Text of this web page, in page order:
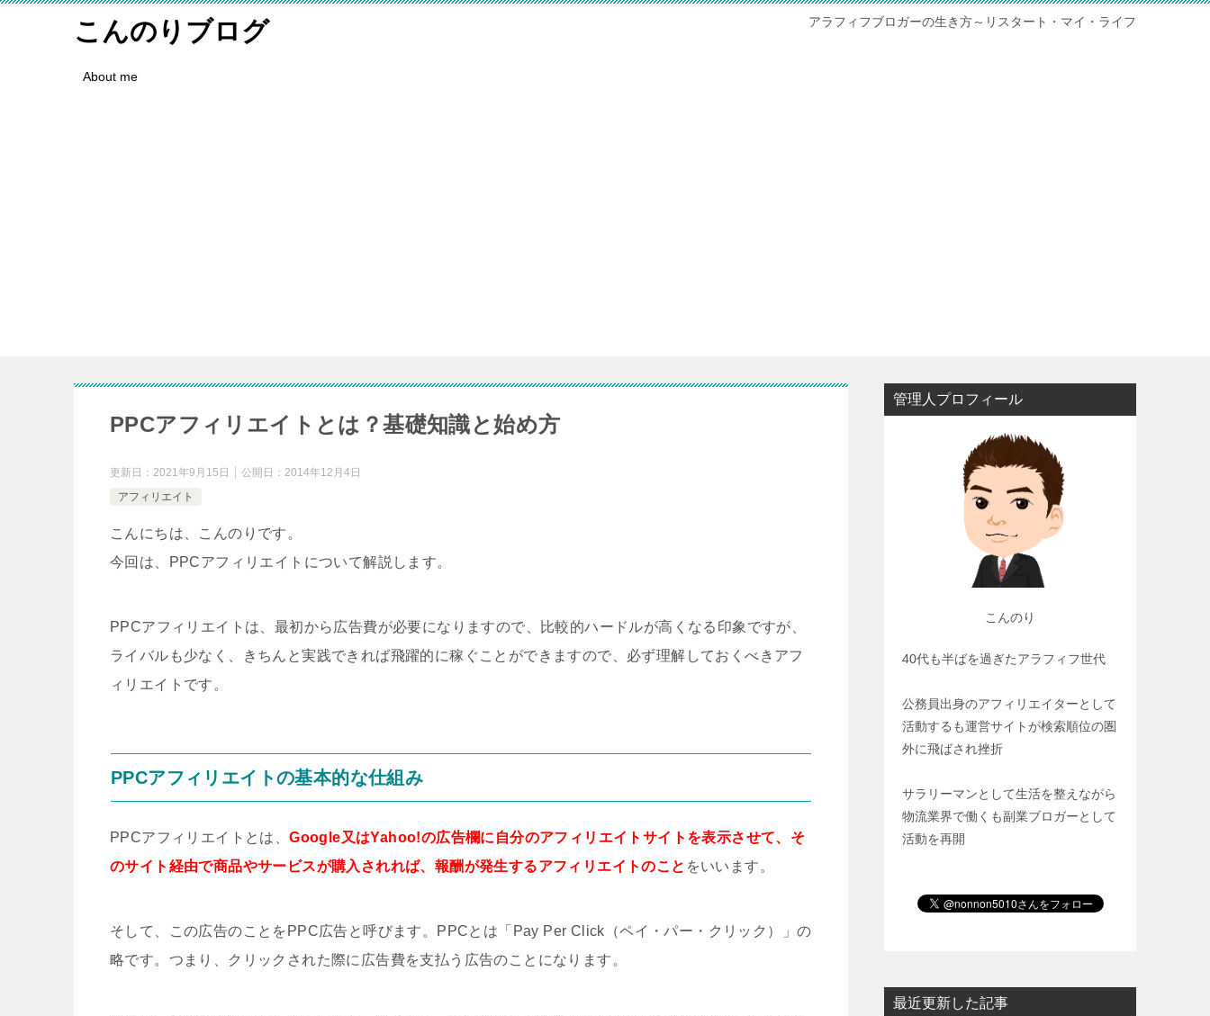
こんのりブログ アラフィフブロガーの生き方～リスタート・マイ・ライフ
About me
PPCアフィリエイトとは？基礎知識と始め方
更新日： 2021年9月15日 公開日： 2014年12月4日
アフィリエイト
こんにちは、こんのりです。
今回は、PPCアフィリエイトについて解説します。
PPCアフィリエイトは、最初から広告費が必要になりますので、比較的ハードルが高くなる印象ですが、
ライバルも少なく、きちんと実践できれば飛躍的に稼ぐことができますので、必ず理解しておくべきアフ
ィリエイトです。
PPCアフィリエイトの基本的な仕組み
PPCアフィリエイトとは、Google又はYahoo!の広告欄に自分のアフィリエイトサイトを表示させて、そ
のサイト経由で商品やサービスが購入されれば、報酬が発生するアフィリエイトのこと をいいます。
そして、この広告のことをPPC広告と呼びます。PPCとは「Pay Per Click（ペイ・パー・クリック）」の
略です。つまり、クリックされた際に広告費を支払う広告のことになります。
管理人プロフィール
こんのり
40代も半ばを過ぎたアラフィフ世代
公務員出身のアフィリエイターとして
活動するも運営サイトが検索順位の圏
外に飛ばされ挫折
サラリーマンとして生活を整えながら
物流業界で働くも副業ブロガーとして
活動を再開
最近更新した記事